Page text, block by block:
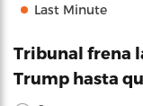
Last Minute
Tribunal frena
Trump hasta